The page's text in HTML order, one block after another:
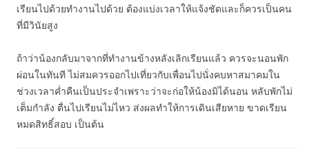
เรียนไปด้วยทำงานไปด้วย ต้องแบ่งเวลาให้แจ้งชัดและก็ควรเป็นคน
ที่มีวินัยสูง
ถ้าว่าน้องกลับมาจากที่ทำงานข้างหลังเลิกเรียนแล้ว ควรจะนอนพัก
ผ่อนในทันที ไม่สมควรออกไปเที่ยวกับเพื่อนไปนั่งคบหาสมาคมใน
ช่วงเวลาค่ำคืนเป็นประจำเพราะว่าจะก่อให้น้องมิได้นอน หลับพักไม่
เต็มกำลัง ตื่นไปเรียนไม่ไหว ส่งผลทำให้การเดินเสียหาย ขาดเรียน
หมดสิทธิ์สอบ เป็นต้น